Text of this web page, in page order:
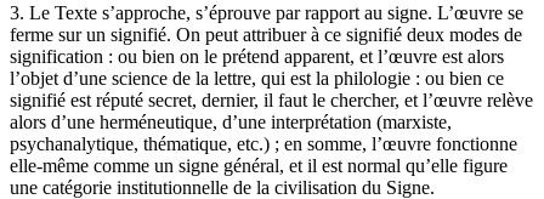
3. Le Texte s’approche, s’éprouve par rapport au signe. L’œuvre se
ferme sur un signifié. On peut attribuer à ce signifié deux modes de
signification : ou bien on le prétend apparent, et l’œuvre est alors
l’objet d’une science de la lettre, qui est la philologie : ou bien ce
signifié est réputé secret, dernier, il faut le chercher, et l’œuvre relève
alors d’une herméneutique, d’une interprétation (marxiste,
psychanalytique, thématique, etc.) ; en somme, l’œuvre fonctionne
elle-même comme un signe général, et il est normal qu’elle figure
une catégorie institutionnelle de la civilisation du Signe.